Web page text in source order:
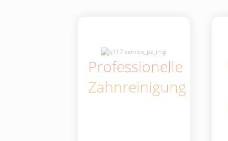
Professionelle
Zahnreinigung